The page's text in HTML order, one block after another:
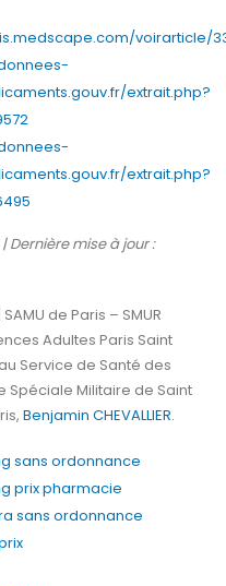
voirarticle/
extrait.php?
extrait.php?
Dernière mise à jour :
de Paris – SMUR
Adultes Paris Saint
Service de Santé des
Spéciale Militaire de Saint
Benjamin CHEVALLIER.
sans ordonnance
prix pharmacie
sans ordonnance